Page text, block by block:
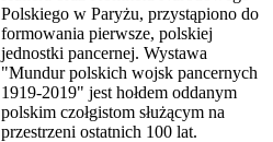
Polskiego w Paryżu, przystąpiono do
formowania pierwsze, polskiej
jednostki pancernej. Wystawa
"Mundur polskich wojsk pancernych
1919-2019" jest hołdem oddanym
polskim czołgistom służącym na
przestrzeni ostatnich 100 lat.